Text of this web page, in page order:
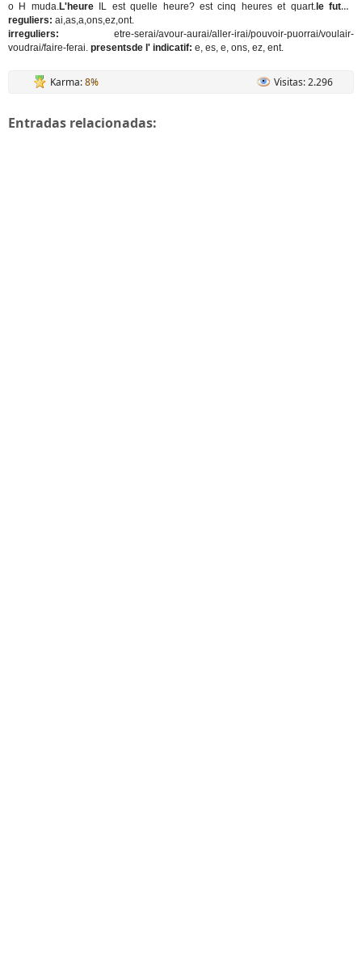
o H muda.L'heureIL est quelle heure? est cinq heures et quart.le futur:
reguliers: ai,as,a,ons,ez,ont.
irreguliers: etre-serai/avour-aurai/aller-irai/pouvoir-puorrai/voulair-
voudrai/faire-ferai. presentsde l' indicatif: e, es, e, ons, ez, ent.
Karma:8% Visitas: 2.296
Entradas relacionadas: